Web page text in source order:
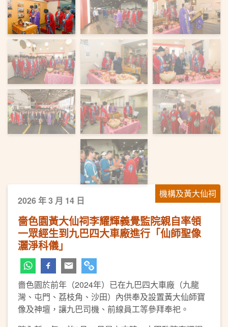
機構及黃大仙祠
2026 年 3 月 14 日
嗇色園黃大仙祠李耀輝義覺監院親自率領
一眾經生到九巴四大車廠進行「仙師聖像
灑淨科儀」
嗇色園於前年（2024年）已在九巴四大車廠（九龍
灣、屯門、荔枝角、沙田）內供奉及設置黃大仙師寶
像及神壇，讓九巴司機、前線員工等參拜奉祀。